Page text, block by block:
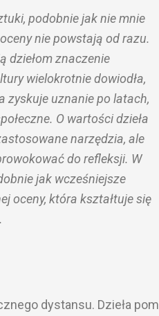
podobnie jak nie mnie
nie powstają od razu.
dziełom znaczenie
wielokrotnie dowiodła,
zyskuje uznanie po latach,
O wartości dzieła
narzędzia, ale
do refleksji. W
jak wcześniejsze
oceny, która kształtuje się
dystansu. Dzieła